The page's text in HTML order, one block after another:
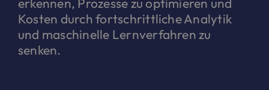
Kosten durch fortschrittliche Analytik
und maschinelle Lernverfahren zu
senken.